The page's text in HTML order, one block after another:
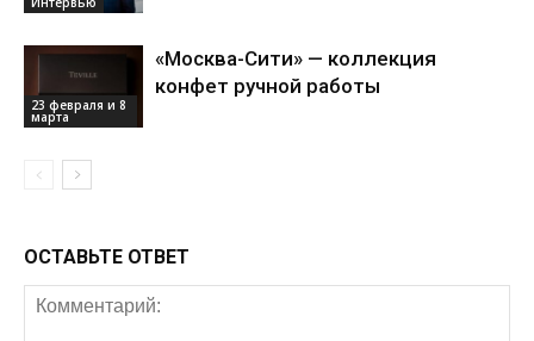
23 февраля и 8
марта
«Москва-Сити» — коллекция
конфет ручной работы
ОСТАВЬТЕ ОТВЕТ